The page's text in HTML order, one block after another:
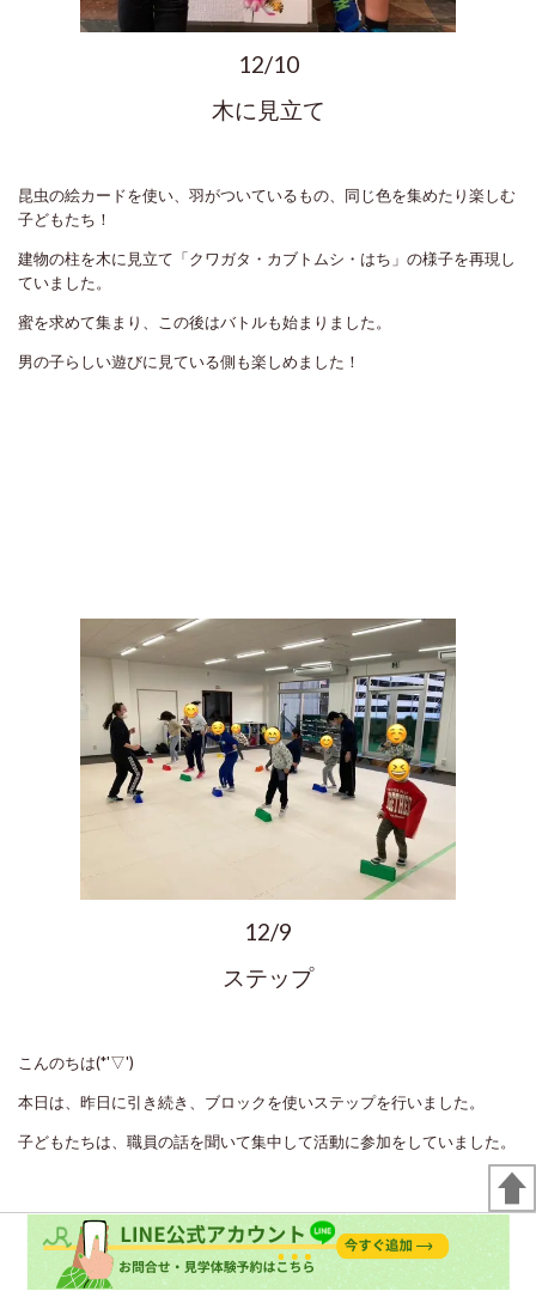
12/10
木に見立て
昆虫の絵カードを使い、羽がついているもの、同じ色を集めたり楽しむ
子どもたち！
建物の柱を木に見立て「クワガタ・カブトムシ・はち」の様子を再現し
ていました。
蜜を求めて集まり、この後はバトルも始まりました。
男の子らしい遊びに見ている側も楽しめました！
12/9
ステップ
こんのちは(*'▽')
本日は、昨日に引き続き、ブロックを使いステップを行いました。
子どもたちは、職員の話を聞いて集中して活動に参加をしていました。